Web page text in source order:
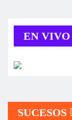
EN VIVO
SUCESOS